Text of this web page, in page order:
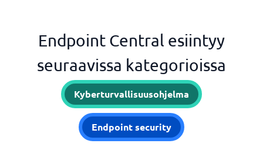
Endpoint Central esiintyy
seuraavissa kategorioissa
Kyberturvallisuusohjelma
Endpoint security